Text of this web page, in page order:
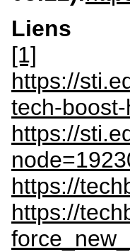
Liens
[1]
https://
tech-
https://
https://
https://